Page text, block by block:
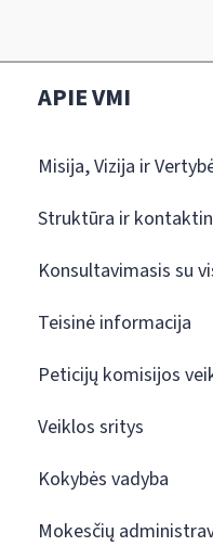
APIE VMI
Misija, Vizija ir
Struktūra ir
Konsultavimasis su
Teisinė informacija
Peticijų komisijos
Veiklos sritys
Kokybės vadyba
Mokesčių